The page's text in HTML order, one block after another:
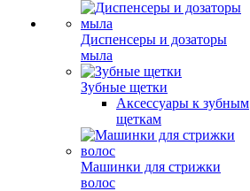
Диспенсеры и дозаторы
мыла
Зубные щетки
Аксессуары к зубным
щеткам
Машинки для стрижки
волос